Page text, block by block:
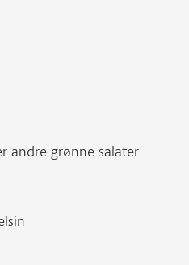
andre grønne salater